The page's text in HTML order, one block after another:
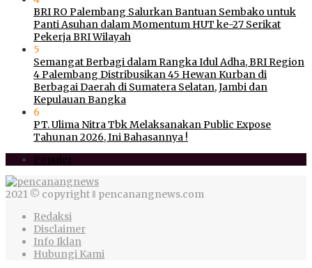
BRI RO Palembang Salurkan Bantuan Sembako untuk
Panti Asuhan dalam Momentum HUT ke-27 Serikat
Pekerja BRI Wilayah
5
Semangat Berbagi dalam Rangka Idul Adha, BRI Region
4 Palembang Distribusikan 45 Hewan Kurban di
Berbagai Daerah di Sumatera Selatan, Jambi dan
Kepulauan Bangka
6
PT. Ulima Nitra Tbk Melaksanakan Public Expose
Tahunan 2026, Ini Bahasannya !
Populer
2021 © copyright ‖ pencanangnews.com
Redaksi
Disclaimer
Info Iklan
Hubungi Kami